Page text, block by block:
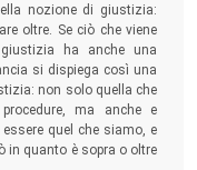
nozione di giustizia:
oltre. Se ciò che viene
ha anche una
si dispiega così una
non solo quella che
ma anche e
quel che siamo, e
in quanto è sopra o oltre